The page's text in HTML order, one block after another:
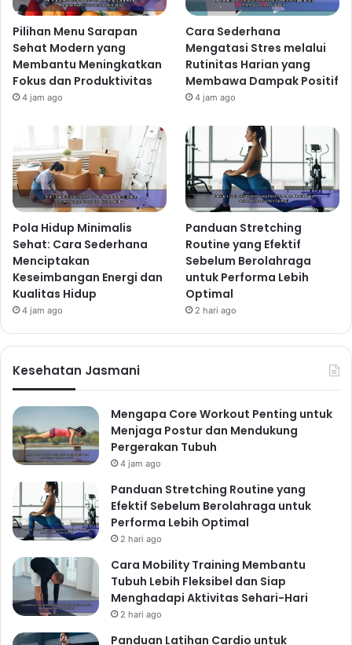
Pilihan Menu Sarapan
Sehat Modern yang
Membantu Meningkatkan
Fokus dan Produktivitas
4 jam ago
Cara Sederhana
Mengatasi Stres melalui
Rutinitas Harian yang
Membawa Dampak Positif
4 jam ago
Pola Hidup Minimalis
Sehat: Cara Sederhana
Menciptakan
Keseimbangan Energi dan
Kualitas Hidup
4 jam ago
Panduan Stretching
Routine yang Efektif
Sebelum Berolahraga
untuk Performa Lebih
Optimal
2 hari ago
Kesehatan Jasmani
Mengapa Core Workout Penting untuk
Menjaga Postur dan Mendukung
Pergerakan Tubuh
4 jam ago
Panduan Stretching Routine yang
Efektif Sebelum Berolahraga untuk
Performa Lebih Optimal
2 hari ago
Cara Mobility Training Membantu
Tubuh Lebih Fleksibel dan Siap
Menghadapi Aktivitas Sehari-Hari
2 hari ago
Panduan Latihan Cardio untuk